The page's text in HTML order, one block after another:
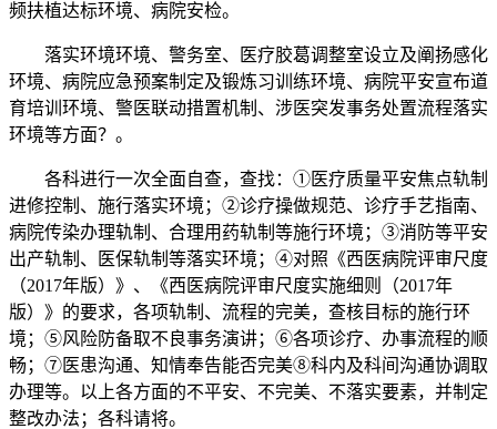
频扶植达标环境、病院安检。
落实环境环境、警务室、医疗胶葛调整室设立及阐扬感化
环境、病院应急预案制定及锻炼习训练环境、病院平安宣布道
育培训环境、警医联动措置机制、涉医突发事务处置流程落实
环境等方面？。
各科进行一次全面自查，查找：①医疗质量平安焦点轨制
进修控制、施行落实环境；②诊疗操做规范、诊疗手艺指南、
病院传染办理轨制、合理用药轨制等施行环境；③消防等平安
出产轨制、医保轨制等落实环境；④对照《西医病院评审尺度
（2017年版）》、《西医病院评审尺度实施细则（2017年
版）》的要求，各项轨制、流程的完美，查核目标的施行环
境；⑤风险防备取不良事务演讲；⑥各项诊疗、办事流程的顺
畅；⑦医患沟通、知情奉告能否完美⑧科内及科间沟通协调取
办理等。以上各方面的不平安、不完美、不落实要素，并制定
整改办法；各科请将。